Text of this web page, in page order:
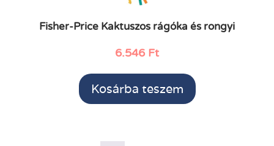
Fisher-Price Kaktuszos rágóka és rongyi
6.546 Ft
Kosárba teszem